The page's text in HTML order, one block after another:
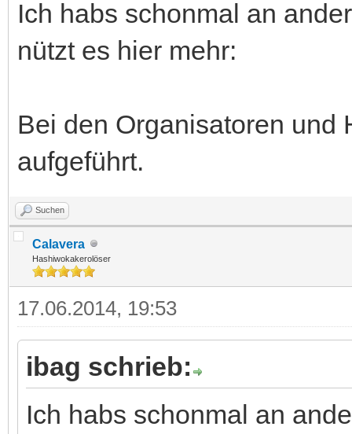
Ich habs schonmal an
nützt es hier mehr:
Bei den Organisatoren und
aufgeführt.
Suchen
Calavera
Hashiwokakerolöser
17.06.2014, 19:53
ibag schrieb:
Ich habs schonmal an